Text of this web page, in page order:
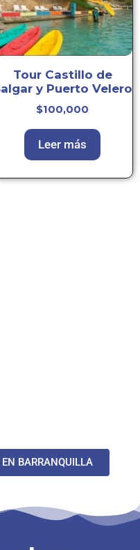
Tour Castillo de
y Puerto Velero
$100,000
Leer más
BARRANQUILLA